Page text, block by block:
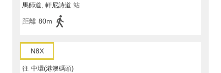
馬師道, 軒尼詩道 站
距離 80m
N8X
往 中環(港澳碼頭)